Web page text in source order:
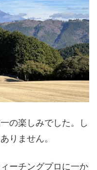
の楽しみでした。し
りません。
ーチングプロに一か